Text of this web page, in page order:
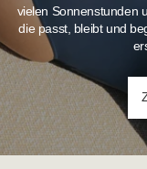
vielen Sonnenstunden
die passt, bleibt und